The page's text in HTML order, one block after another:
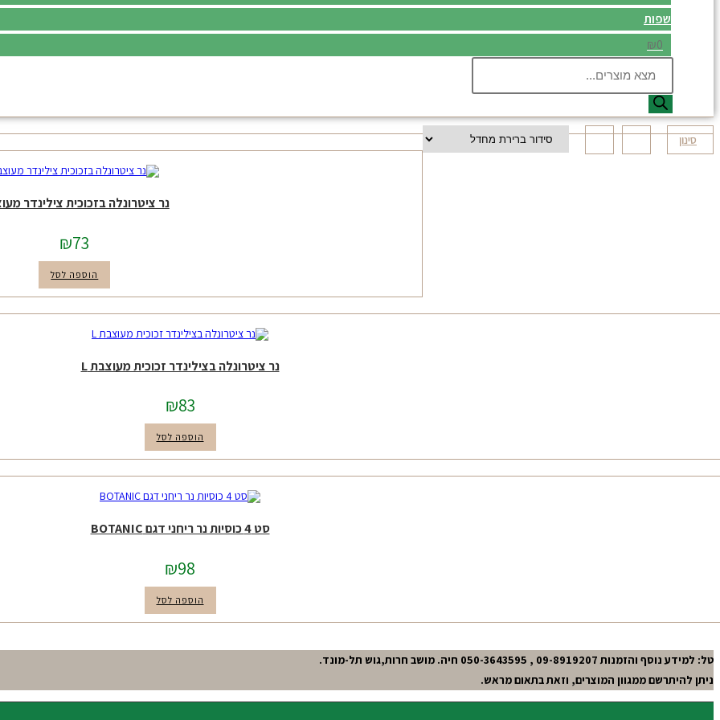
שפות
₪0
סינון
נר ציטרונלה בזכוכית צילינדר
₪73
הוספה לסל
נר ציטרונלה בצילינדר זכוכית מעוצבת L
₪83
הוספה לסל
סט 4 כוסיות נר ריחני דגם BOTANIC
₪98
הוספה לסל
טל: למידע נוסף והזמנות 09-8919207 , 050-3643595 חיה. מושב חרות,גוש תל-מונד.
ניתן להיתרשם ממגוון המוצרים, וזאת בתאום מראש.